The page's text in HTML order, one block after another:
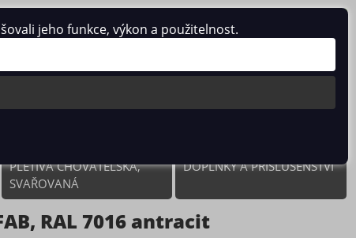
0 ks / 0.00 Kč
PLETIVA CHOVATELSKÁ,
SVAŘOVANÁ
DOPLŇKY A PŘÍSLUŠENSTVÍ
RAL 7016 antracit
jeho funkce, výkon a použitelnost.